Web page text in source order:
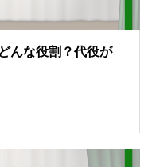
んな役割？代役が